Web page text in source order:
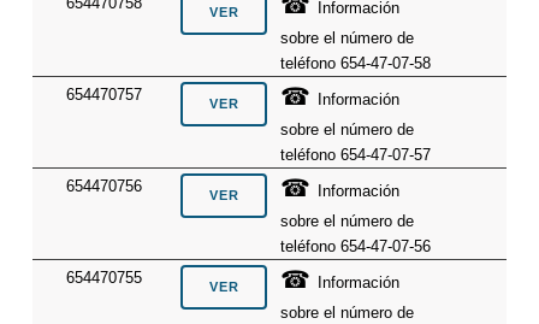
Información
sobre el número de
teléfono 654-47-07-58
654470757
☎
Información
sobre el número de
teléfono 654-47-07-57
654470756
☎
Información
sobre el número de
teléfono 654-47-07-56
654470755
☎
Información
sobre el número de